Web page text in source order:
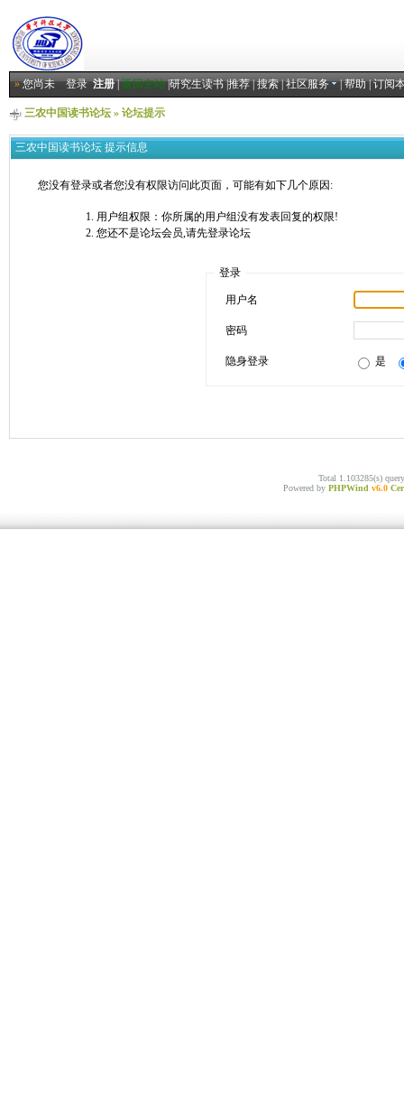
»您尚未登录 注册|返回主站|研究生读书|推荐|搜索|社区服务 |帮助|订阅
三农中国读书论坛» 论坛提示
三农中国读书论坛 提示信息
您没有登录或者您没有权限访问此页面，可能有如下几个原因:
用户组权限：你所属的用户组没有发表回复的权限!
您还不是论坛会员,请先登录论坛
登录
用户名
密码
隐身登录 是
Total 1.103285(s)
Powered by PHPWind v6.0